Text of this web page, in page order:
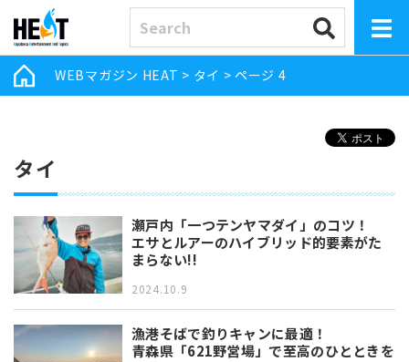
WEBマガジン HEAT > タイ > ページ 4
タイ
瀬戸内「一つテンヤマダイ」のコツ！
エサとルアーのハイブリッド的要素がた
まらない!!
2024.10.9
漁港そばで釣りキャンに最適！
青森県「621野営場」で至高のひとときを